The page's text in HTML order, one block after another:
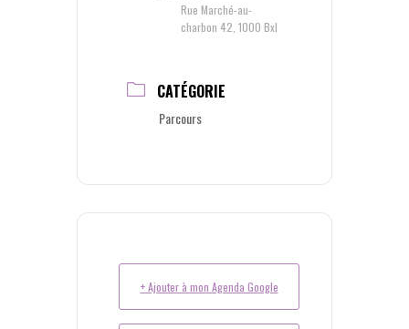
Rue Marché-au-
charbon 42, 1000 Bxl
CATÉGORIE
Parcours
+ Ajouter à mon Agenda Google